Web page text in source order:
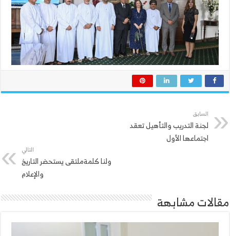
السابق
لجنة التدريب والتأهيل تعقد
اجتماعها الأول
التالي
ولنا كلمةملتقى يستحضر التاريخ
والإعلام
مقالات مشابهة